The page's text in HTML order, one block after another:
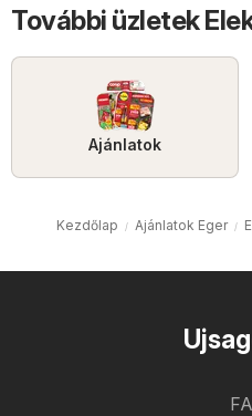
További üzletek
Ajánlatok
Kezdőlap Ajánlatok Eger